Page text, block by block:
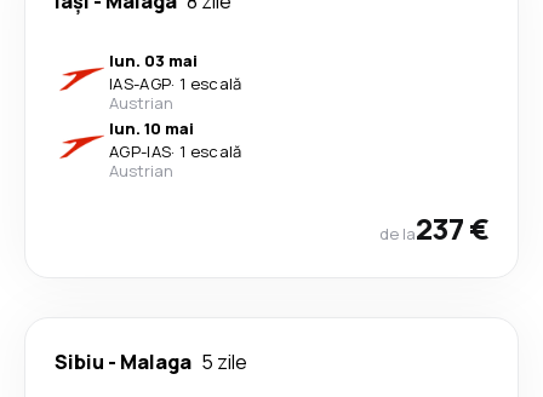
lun. 03 mai
IAS-AGP· 1 escală
Austrian
lun. 10 mai
AGP-IAS· 1 escală
Austrian
de la237 €
Sibiu - Malaga 5 zile